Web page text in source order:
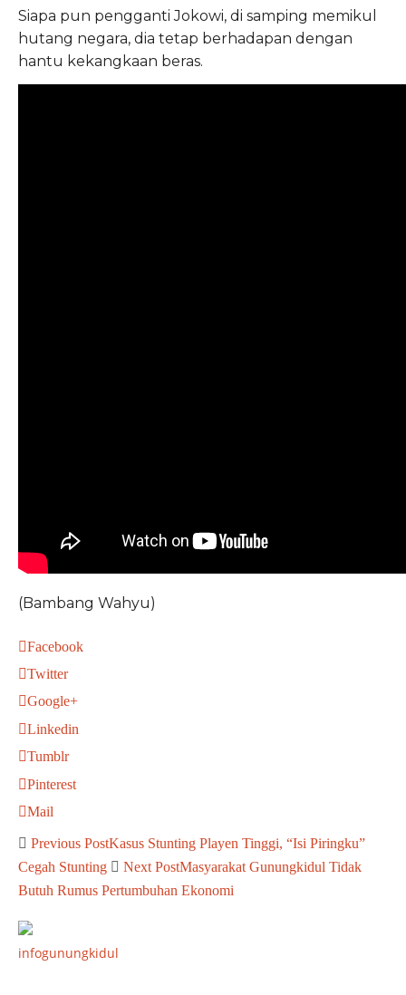
Siapa pun pengganti Jokowi, di samping memikul
hutang negara, dia tetap berhadapan dengan
hantu kekangkaan beras.
(Bambang Wahyu)
Facebook
Twitter
Google+
Linkedin
Tumblr
Pinterest
Mail
Previous PostKasus Stunting Playen Tinggi, “Isi Piringku”
Cegah Stunting
Next PostMasyarakat Gunungkidul Tidak
Butuh Rumus Pertumbuhan Ekonomi
infogunungkidul